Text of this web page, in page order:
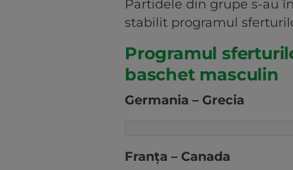
Partidele din grupe s-au
stabilit programul
Programul
baschet masculin
Germania – Grecia
Franţa – Canada